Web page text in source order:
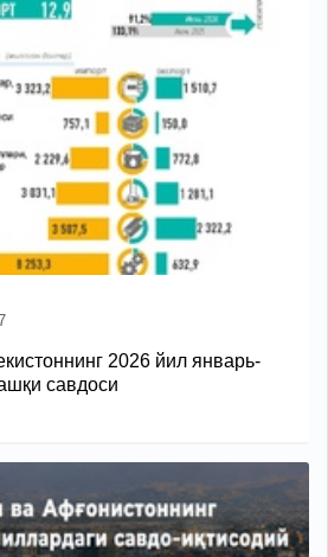
2026 йил январь-
савдоси